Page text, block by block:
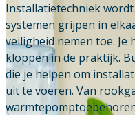
Oplossingen
Downloads
Academy
Installatietechniek
systemen grijpen in
veiligheid nemen toe.
kloppen in de praktijk.
die je helpen om
uit te voeren. Van